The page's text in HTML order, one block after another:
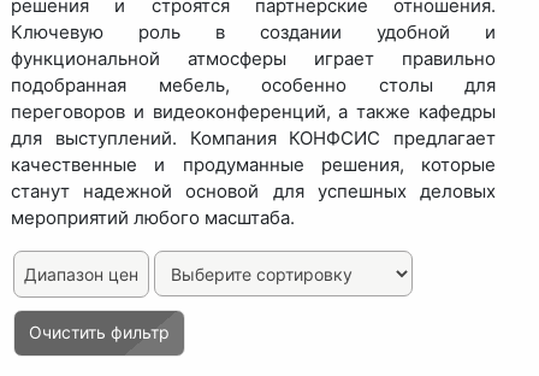
решения и строятся партнерские отношения.
Ключевую роль в создании удобной и
функциональной атмосферы играет правильно
подобранная мебель, особенно столы для
переговоров и видеоконференций, а также кафедры
для выступлений. Компания КОНФСИС предлагает
качественные и продуманные решения, которые
станут надежной основой для успешных деловых
мероприятий любого масштаба.
Диапазон цен
Очистить фильтр